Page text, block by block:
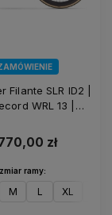
Filante SLR ID2 |
WRL 13 |
zł
ramy:
M L XL